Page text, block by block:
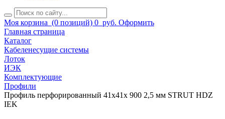
Моя корзина (0 позиций) 0 руб. Оформить
Главная страница
Каталог
Кабеленесущие системы
Лоток
ИЭК
Комплектующие
Профили
Профиль перфорированный 41x41х 900 2,5 мм STRUT HDZ
IEK